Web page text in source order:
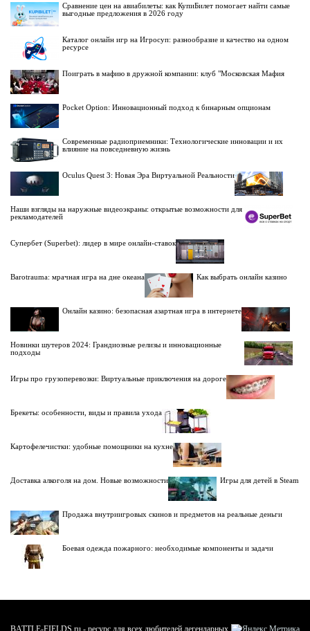
Сравнение цен на авиабилеты: как КупиБилет помогает найти самые
выгодные предложения в 2026 году
Каталог онлайн игр на Игросуп: разнообразие и качество на одном
ресурсе
Поиграть в мафию в дружной компании: клуб "Московская Мафия
Pocket Option: Инновационный подход к бинарным опционам
Современные радиоприемники: Технологические инновации и их
влияние на повседневную жизнь
Oculus Quest 3: Новая Эра Виртуальной Реальности
Наши взгляды на наружные видеоэкраны: открытые возможности для
рекламодателей
Супербет (Superbet): лидер в мире онлайн-ставок
Barotrauma: мрачная игра на дне океана Как выбрать онлайн казино
Онлайн казино: безопасная азартная игра в интернете
Новинки шутеров 2024: Грандиозные релизы и инновационные
подходы
Игры про грузоперевозки: Виртуальные приключения на дороге
Брекеты: особенности, виды и правила ухода
Картофелечистки: удобные помощники на кухне
Доставка алкоголя на дом. Новые возможности Игры для детей в Steam
Продажа внутриигровых скинов и предметов на реальные деньги
Боевая одежда пожарного: необходимые компоненты и задачи
BATTLE-FIELDS.ru - ресурс для всех любителей легендарных